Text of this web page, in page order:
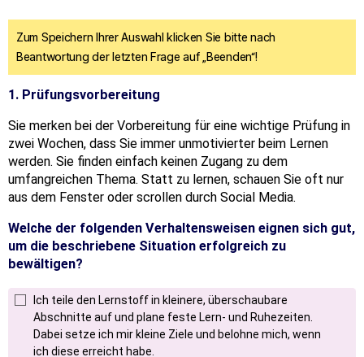
Zum Speichern Ihrer Auswahl klicken Sie bitte nach
Beantwortung der letzten Frage auf „Beenden“!